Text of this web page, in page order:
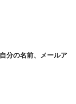
分の名前、メールア